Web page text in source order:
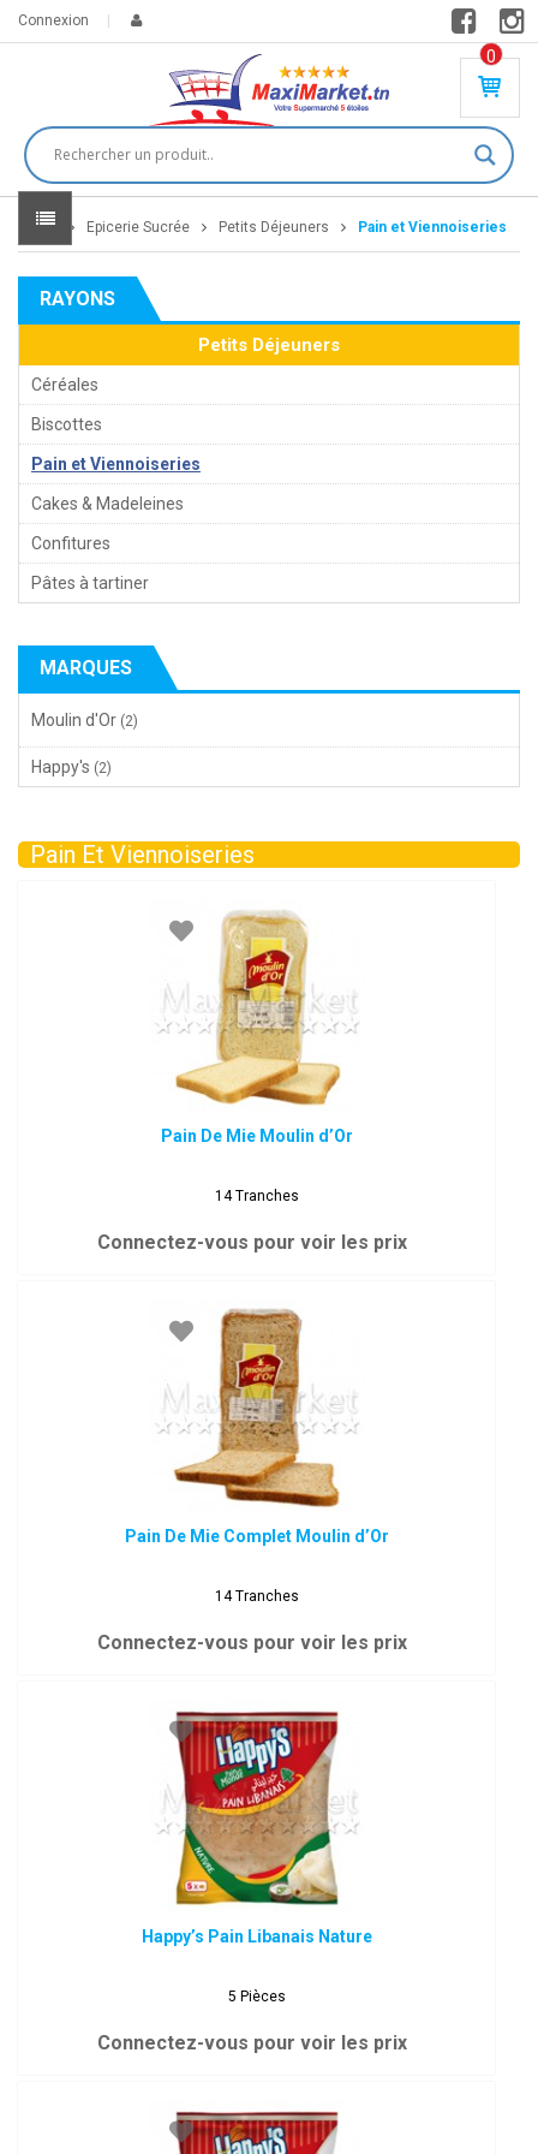
Connexion
0
PR
DU
IT(
S)
DT
Home Epicerie Sucrée Petits Déjeuners Pain et Viennoiseries
RAYONS
Petits Déjeuners
Céréales
Biscottes
Pain et Viennoiseries
Cakes & Madeleines
Confitures
Pâtes à tartiner
MARQUES
Moulin d'Or (2)
Happy's (2)
Pain Et Viennoiseries
Pain De Mie Moulin d’Or
14 Tranches
Connectez-vous pour voir les prix
Pain De Mie Complet Moulin d’Or
14 Tranches
Connectez-vous pour voir les prix
Happy’s Pain Libanais Nature
5 Pièces
Connectez-vous pour voir les prix